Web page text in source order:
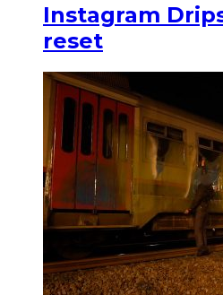
Instagram
reset